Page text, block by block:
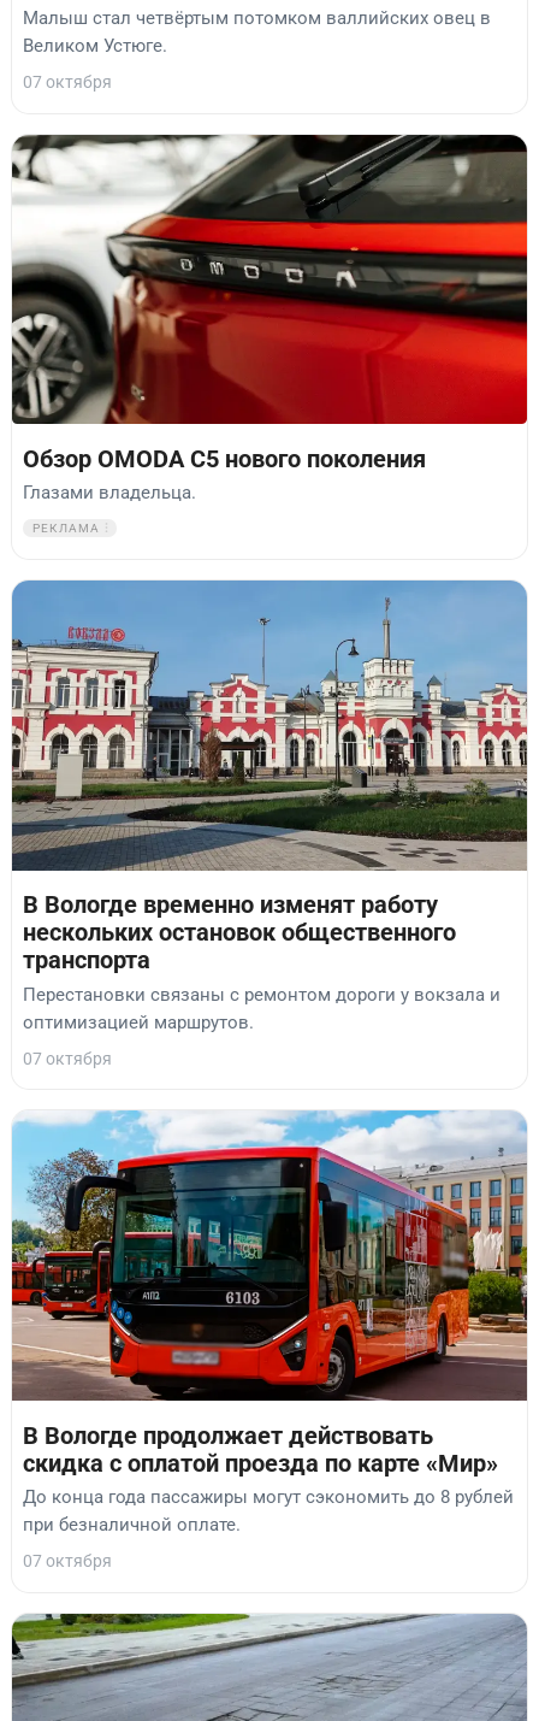
Малыш стал четвёртым потомком валлийских овец в
Великом Устюге.
07 октября
Обзор OMODA C5 нового поколения
Глазами владельца.
РЕКЛАМА
В Вологде временно изменят работу
нескольких остановок общественного
транспорта
Перестановки связаны с ремонтом дороги у вокзала и
оптимизацией маршрутов.
07 октября
В Вологде продолжает действовать
скидка с оплатой проезда по карте «Мир»
До конца года пассажиры могут сэкономить до 8 рублей
при безналичной оплате.
07 октября